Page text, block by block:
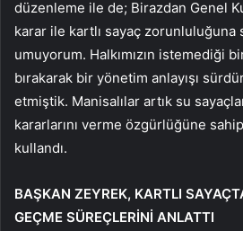
düzenleme ile de; Birazdan Genel
karar ile kartlı sayaç zorunluluğuna
umuyorum. Halkımızın istemediği
bırakarak bir yönetim anlayışı
etmiştik. Manisalılar artık su
kararlarını verme özgürlüğüne
kullandı.
BAŞKAN ZEYREK, KARTLI
GEÇME SÜREÇLERİNİ ANLATTI